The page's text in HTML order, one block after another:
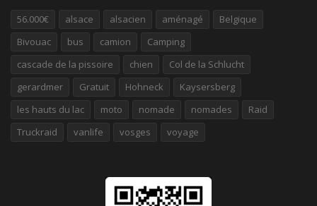
56.000€ alsace alsacien aménagé
Belgique
Bivouac
bus camion
Camping
cascade de la pissoire
chien
Col de la Schlucht
gerardmer
Gratuit Hohneck
Kaysersberg
les hauts du lac
moto nomade nomades
Raid
Truckraid
vanlife vosges voyage